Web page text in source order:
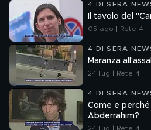
4 DI SERA
Il tavolo del
05 ago | Rete 4
4 DI SERA
Maranza
24 lug | Rete 4
4 DI SERA
Come e
Abderrahim?
24 lug | Rete 4